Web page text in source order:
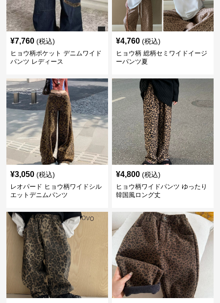
¥7,760 (税込)
ヒョウ柄ポケット デニムワイド
パンツ レディース
¥4,760 (税込)
ヒョウ柄 総柄セミワイドイージ
ーパンツ夏
¥3,050 (税込)
レオパード ヒョウ柄ワイドシル
エットデニムパンツ
¥4,800 (税込)
ヒョウ柄ワイドパンツ ゆったり
韓国風ロング丈